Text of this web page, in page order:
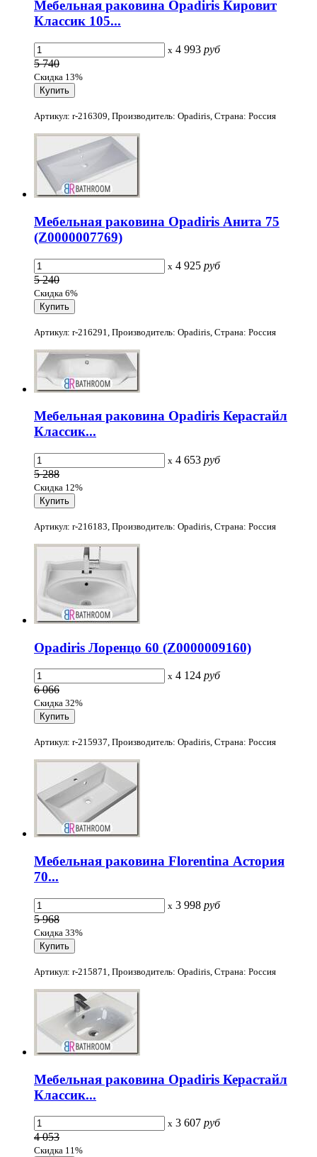
Мебельная раковина Opadiris Кировит
Классик 105...
x 4 993 руб
5 740
Скидка 13%
Артикул: r-216309, Производитель: Opadiris, Страна: Россия
Мебельная раковина Opadiris Анита 75
(Z0000007769)
x 4 925 руб
5 240
Скидка 6%
Артикул: r-216291, Производитель: Opadiris, Страна: Россия
Мебельная раковина Opadiris Керастайл
Классик...
x 4 653 руб
5 288
Скидка 12%
Артикул: r-216183, Производитель: Opadiris, Страна: Россия
Opadiris Лоренцо 60 (Z0000009160)
x 4 124 руб
6 066
Скидка 32%
Артикул: r-215937, Производитель: Opadiris, Страна: Россия
Мебельная раковина Florentina Астория
70...
x 3 998 руб
5 968
Скидка 33%
Артикул: r-215871, Производитель: Opadiris, Страна: Россия
Мебельная раковина Opadiris Керастайл
Классик...
x 3 607 руб
4 053
Скидка 11%